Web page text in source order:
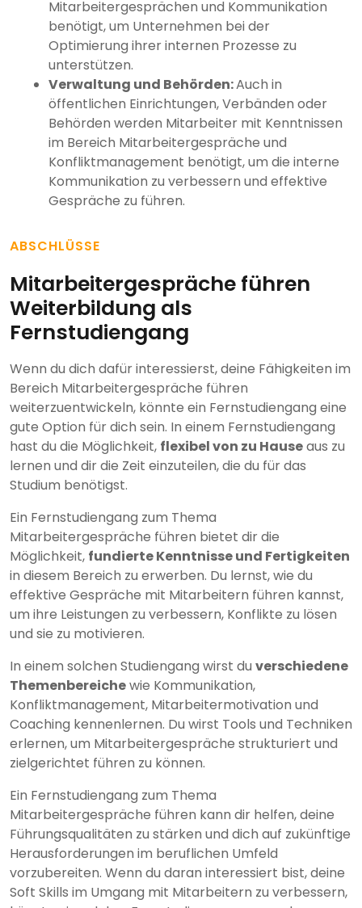
Mitarbeitergesprächen und Kommunikation
benötigt, um Unternehmen bei der
Optimierung ihrer internen Prozesse zu
unterstützen.
Verwaltung und Behörden:Auch in
öffentlichen Einrichtungen, Verbänden oder
Behörden werden Mitarbeiter mit Kenntnissen
im Bereich Mitarbeitergespräche und
Konfliktmanagement benötigt, um die interne
Kommunikation zu verbessern und effektive
Gespräche zu führen.
ABSCHLÜSSE
Mitarbeitergespräche führen
Weiterbildung als
Fernstudiengang
Wenn du dich dafür interessierst, deine Fähigkeiten im
Bereich Mitarbeitergespräche führen
weiterzuentwickeln, könnte ein Fernstudiengang eine
gute Option für dich sein. In einem Fernstudiengang
hast du die Möglichkeit, flexibel von zu Hauseaus zu
lernen und dir die Zeit einzuteilen, die du für das
Studium benötigst.
Ein Fernstudiengang zum Thema
Mitarbeitergespräche führen bietet dir die
Möglichkeit, fundierte Kenntnisse und Fertigkeiten
in diesem Bereich zu erwerben. Du lernst, wie du
effektive Gespräche mit Mitarbeitern führen kannst,
um ihre Leistungen zu verbessern, Konflikte zu lösen
und sie zu motivieren.
In einem solchen Studiengang wirst du verschiedene
Themenbereichewie Kommunikation,
Konfliktmanagement, Mitarbeitermotivation und
Coaching kennenlernen. Du wirst Tools und Techniken
erlernen, um Mitarbeitergespräche strukturiert und
zielgerichtet führen zu können.
Ein Fernstudiengang zum Thema
Mitarbeitergespräche führen kann dir helfen, deine
Führungsqualitäten zu stärken und dich auf zukünftige
Herausforderungen im beruflichen Umfeld
vorzubereiten. Wenn du daran interessiert bist, deine
Soft Skills im Umgang mit Mitarbeitern zu verbessern,